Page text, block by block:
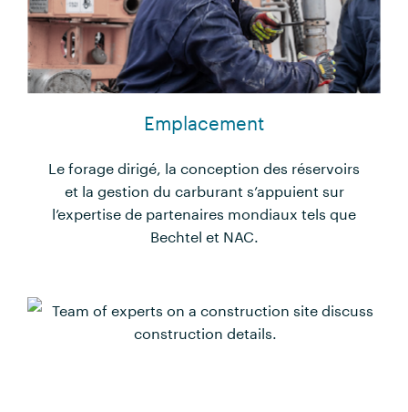
Emplacement
Le forage dirigé, la conception des réservoirs
et la gestion du carburant s’appuient sur
l’expertise de partenaires mondiaux tels que
Bechtel et NAC.